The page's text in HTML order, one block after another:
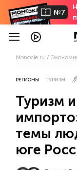
№7
Monocle.ru
РЕГИОНЫ ТУРИЗМ
Туризм и
темы
юге